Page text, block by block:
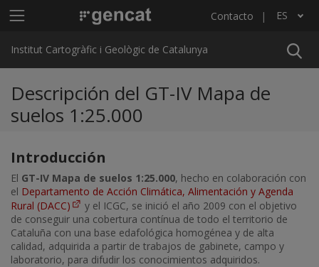
Menú principal ICGC Contacto ES
Lista adicional de acciones
Institut Cartogràfic i Geològic de Catalunya
Descripción del GT-IV Mapa de
suelos 1:25.000
Introducción
El GT-IV Mapa de suelos 1:25.000, hecho en colaboración con
el Departamento de Acción Climática, Alimentación y Agenda
Rural (DACC)
y el ICGC, se inició el año 2009 con el objetivo
de conseguir una cobertura contínua de todo el territorio de
Cataluña con una base edafológica homogénea y de alta
calidad, adquirida a partir de trabajos de gabinete, campo y
laboratorio, para difudir los conocimientos adquiridos.